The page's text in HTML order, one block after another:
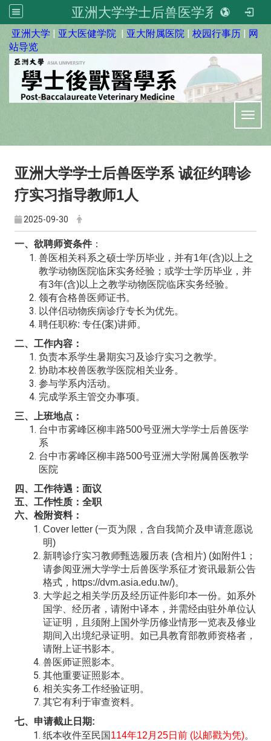
亚洲大学学士后兽医学系
亚洲大学 | 亚大医健学院 | 亚大附属医院 | 校园行事历 | 网
站导览
亚洲大学学士后兽医学系 诚征约聘诊
疗实习指导教师1人
2025-09-30
一、欲聘师资条件：
兽医相关科系之硕士学历毕业，并有1年(含)以上之
教学动物医院临床实务经验；或学士学历毕业，并
有3年(含)以上之教学动物医院临床实务经验。
领有合格兽医师证书。
以伴侣动物疾病诊疗专长为优先。
聘任职称: 专任(案)讲师。
二、工作内容：
负责本系学生暑期实习及诊疗实习之教学。
协助本校兽医教学医院相关业务。
参与学系内活动。
完成学系主管交办事项。
三、上班地点：
台中市雾峰区柳丰路500号亚洲大学学士后兽医学
系
台中市雾峰区柳丰路500号亚洲大学附属兽医教学
医院
四、工作待遇：面议
五、工作性质：全职
六、检附资料：
Cover letter (一页为限，含自我简介及申请意愿说
明)
新聘诊疗实习教师甄选履历表 (含相片) (如附件1；
请参阅亚洲大学学士后兽医学系征才资讯最新公告
格式，https://dvm.asia.edu.tw/)。
大学起之相关学历及经历证件影印本一份。如系外
国学、经历者，请附中译本，并需经由驻外单位认
证证明，且须附上国外学历修业情形一览表及修业
期间入出境纪录证明。如已具教育部教师资格者，
请附上证书影本。
兽医师证照影本。
其他重要证照影本。
相关实务工作经验证明。
其它有利于审查资料。
七、申请截止日期:
纸本收件至民国 114年12月25日前 (以邮戳为凭)。